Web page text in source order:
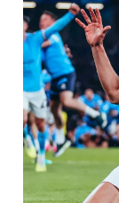
Đặt báo
Tổng biên tập:
Phó tổng biên
Phó tổng biên
Phó tổng biên
Tổng thư ký tòa
Giấy phép xuất
© 2003-2026
chép dưới mọi
bản. Phát triển